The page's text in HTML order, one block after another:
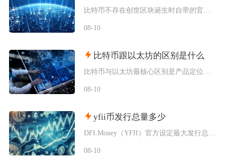
08-10
比特币跟以太坊的区别是什么
08-10
yfii币发行总量多少
08-10